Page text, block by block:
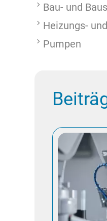
Bau- und
Heizungs-
Pumpen